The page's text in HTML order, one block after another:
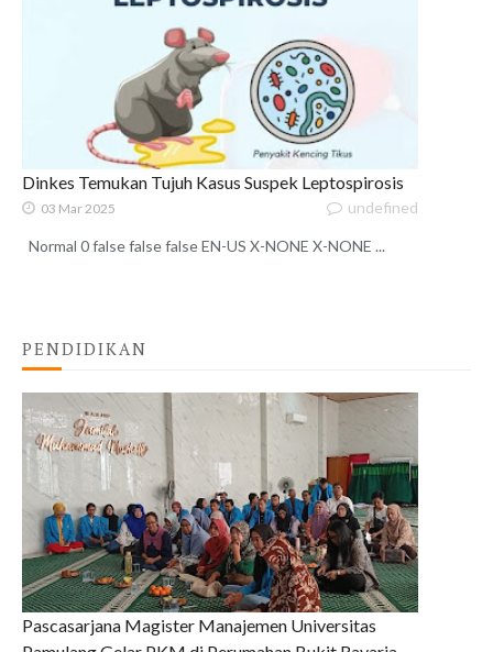
Dinkes Temukan Tujuh Kasus Suspek Leptospirosis
03 Mar 2025 undefined
Normal 0 false false false EN-US X-NONE X-NONE ...
PENDIDIKAN
Pascasarjana Magister Manajemen Universitas